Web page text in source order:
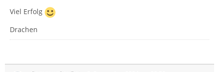
Viel Erfolg
Drachen